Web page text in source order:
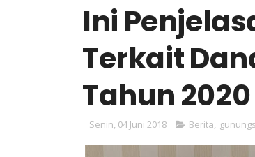
Ini
Terkait
Tahun 2020
Senin, 04 Juni 2018 Berita